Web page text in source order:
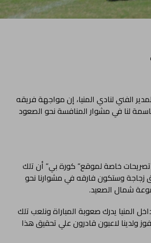
الفني لنادي المنيا، إن مواجهة فريقه
لنا في مشوار المنافسة نحو الصعود
خاصة لموقع” كورة بي” أن تلك
زجاجة وستكون فارقه في مشوارنا نحو
شمال الصعيد.
المنيا يدرك صعوبة المباراة ونلعب تلك
ولدينا لاعبون قادرون علي تحقيق هذا